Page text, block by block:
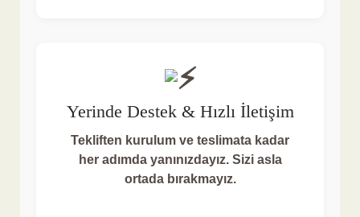
Yerinde Destek & Hızlı İletişim
Tekliften kurulum ve teslimata kadar
her adımda yanınızdayız. Sizi asla
ortada bırakmayız.